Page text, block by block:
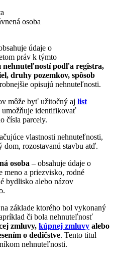
osoba
údaje o
práv k týmto
nehnuteľností podľa registra,
druhy pozemkov, spôsob
opisujú nehnuteľnosti.
môže byť užitočný aj list
umožňuje identifikovať
čísla parcely.
vlastnosti nehnuteľnosti,
rozostavanú stavbu atď.
osoba – obsahuje údaje o
meno a priezvisko, rodné
bydlisko alebo názov
základe ktorého bol vykonaný
či bola nehnuteľnosť
zmluvy, kúpnej zmluvy alebo
o dedičstve. Tento titul
nehnuteľnosti.